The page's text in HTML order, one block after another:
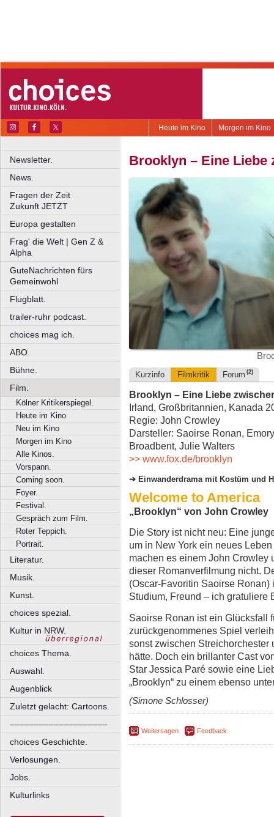
Morgen im Kino
Heute im Kino
Newsletter.
News.
Fragen der Zeit
Zukunft JETZT
Europa gestalten
Frag' die Welt | Gen Z &
Alpha
GuteNachrichten fürs
Gemeinwohl
Flugblatt.
trailer-ruhr podcast.
choices mag ich.
ABO.
Bühne.
Film.
Kölner Kritikerspiegel.
Heute im Kino
Neu im Kino
Morgen im Kino
Alle Kinos.
Vorspann.
Coming soon.
Foyer.
Festival.
Gespräch zum Film.
Roter Teppich.
Portrait.
Literatur.
Musik.
Kunst.
choices spezial.
Kultur in NRW.
choices Thema.
Auswahl.
Augenblick
Zuletzt gelacht: Cartoons.
––––––––––––––––––––
choices Geschichte.
Verlosungen.
Jobs.
Kulturlinks
Brooklyn – Eine Liebe
Kurzinfo Filmkritik Forum (2)
Brooklyn – Eine Liebe
Irland, Großbritannien, Kanada
Regie: John Crowley
Darsteller: Saoirse Ronan,
Broadbent, Julie Walters
>> www.fox.de/brooklyn
Einwanderdrama mit Kostüm und
Welcome to America
„Brooklyn“ von John Crowley
Die Story ist nicht neu: Eine
um in New York ein neues
machen es einem John Crowley
dieser Romanverfilmung nicht.
(Oscar-Favoritin Saoirse Ronan)
Studium, Freund – ich gratuliere
Saoirse Ronan ist ein Glücksfall
zurückgenommenes Spiel
sonst zwischen
hätte. Doch ein brillanter Cast
Star Jessica Paré sowie eine
„Brooklyn“ zu einem ebenso
(Simone Schlosser)
Weitersagen Feedback